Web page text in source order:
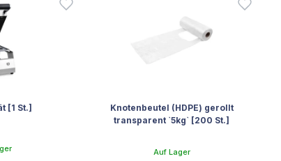
[1 St.]
Knotenbeutel (HDPE) gerollt
transparent `5kg` [200 St.]
Auf Lager